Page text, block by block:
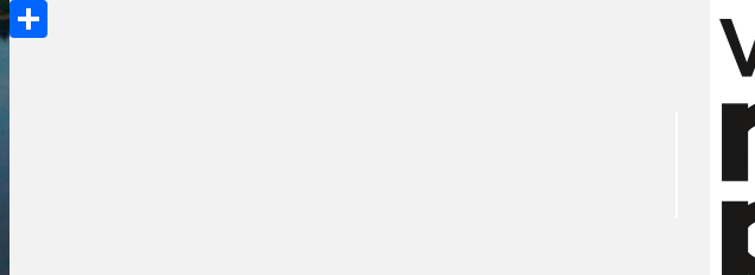
PrintFriendly